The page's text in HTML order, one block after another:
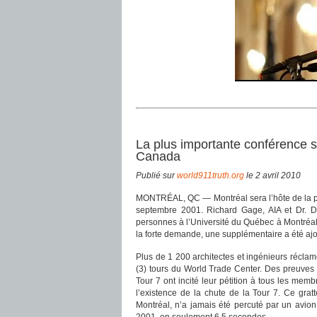
La plus importante conférence
Canada
Publié surworld911truth.org le 2 avril 2010
MONTRÉAL, QC — Montréal sera l’hôte de
septembre 2001. Richard Gage, AIA et Dr.
personnes à l’Université du Québec à
la forte demande, une supplémentaire a été
Plus de 1 200 architectes et ingénieurs
(3) tours du World Trade Center. Des
Tour 7 ont incité leur pétition à tous les
l’existence de la chute de la Tour 7. Ce
Montréal, n’a jamais été percuté par un